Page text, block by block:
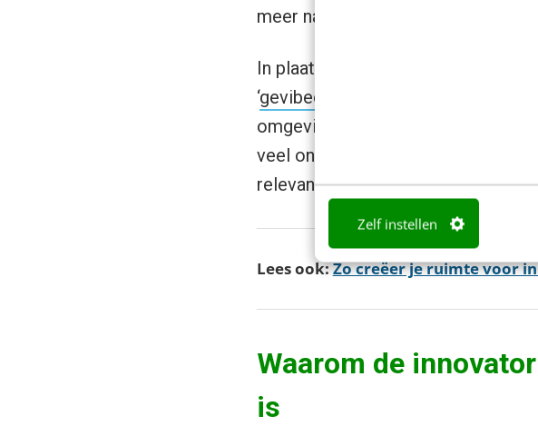
Zelf instellen
meer naar omkijkt en de
In plaats daarvan hebben we een
‘gevibecoded
‘. Nu kunnen
omgeving die direct meebeweegt
veel ongemak met zich
relevant houdt in een markt die
Lees ook:Zo creëer je ruimte voor
Waarom de
is